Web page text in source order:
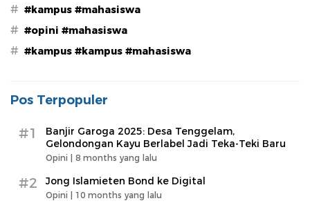
# #kampus #mahasiswa
# #opini #mahasiswa
# #kampus #kampus #mahasiswa
Pos Terpopuler
#1
Banjir Garoga 2025: Desa Tenggelam,
Gelondongan Kayu Berlabel Jadi Teka-Teki Baru
Opini | 8 months yang lalu
#2 Jong Islamieten Bond ke Digital
Opini | 10 months yang lalu